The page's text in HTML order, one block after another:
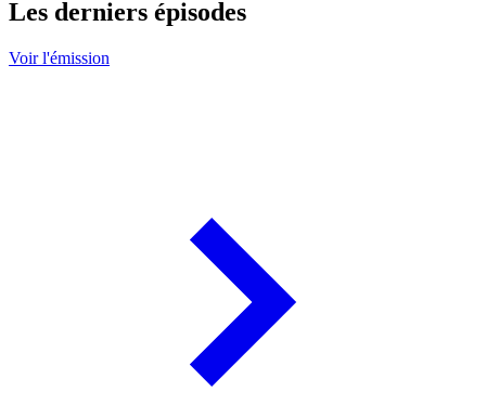
Les derniers épisodes
Voir l'émission